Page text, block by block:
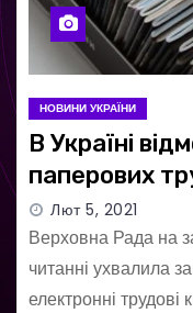
НОВИНИ УКРАЇНИ
В Україні
паперових
Лют 5, 2021
Верховна Рада на
читанні ухвалила
електронні